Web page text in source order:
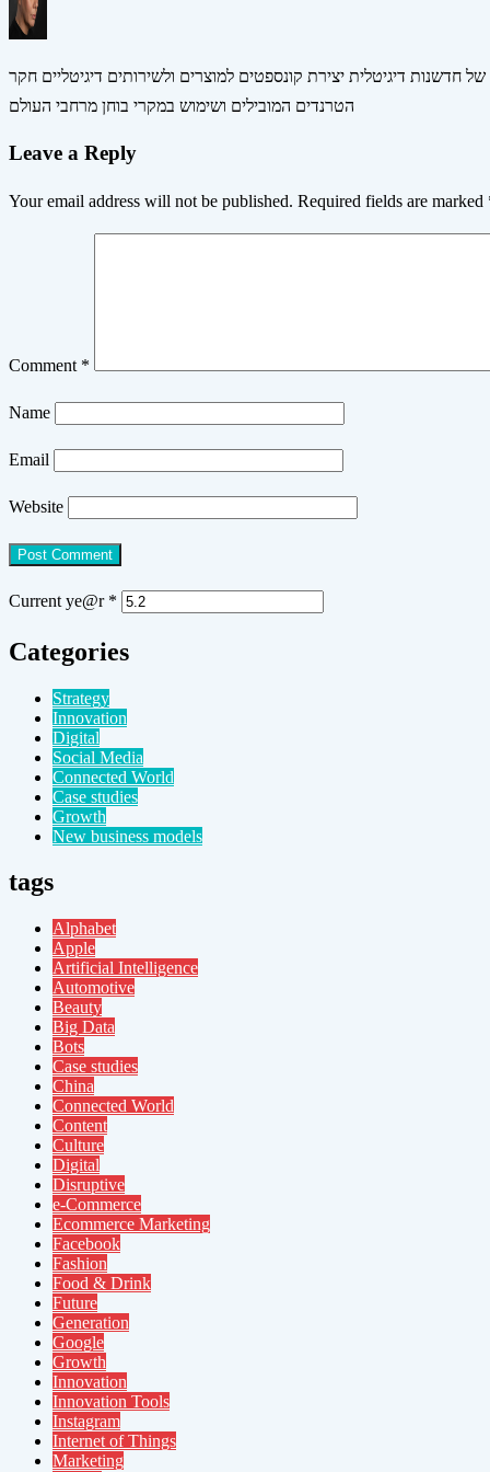
חדשנות דיגיטלית יצירת קונספטים למוצרים ולשירותים דיגיטליים חקר
הטרנדים המובילים ושימוש במקרי בוחן מרחבי העולם
Leave a Reply
Your email address will not be published. Required fields are marked
Comment *
Name
Email
Website
Current ye@r *
Categories
Strategy
Innovation
Digital
Social Media
Connected World
Case studies
Growth
New business models
tags
Alphabet
Apple
Artificial Intelligence
Automotive
Beauty
Big Data
Bots
Case studies
China
Connected World
Content
Culture
Digital
Disruptive
e-Commerce
Ecommerce Marketing
Facebook
Fashion
Food & Drink
Future
Generation
Google
Growth
Innovation
Innovation Tools
Instagram
Internet of Things
Marketing